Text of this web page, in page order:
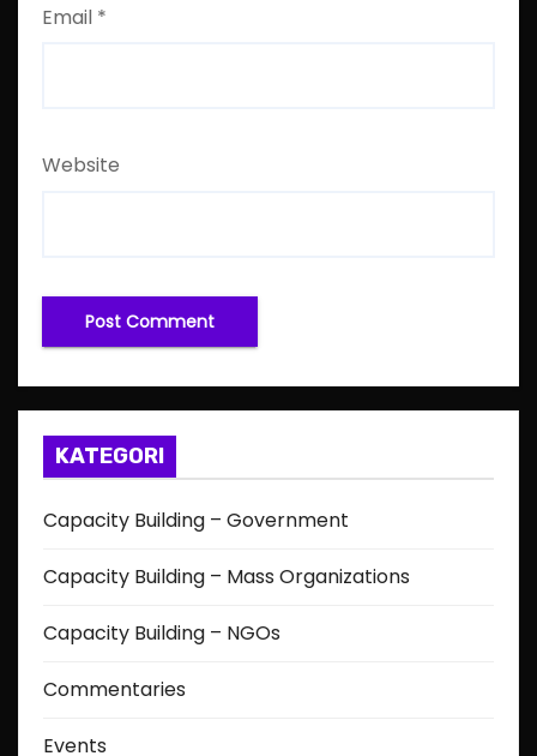
Email *
Website
KATEGORI
Capacity Building – Government
Capacity Building – Mass Organizations
Capacity Building – NGOs
Commentaries
Events